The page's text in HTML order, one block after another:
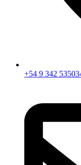
+54 9 342